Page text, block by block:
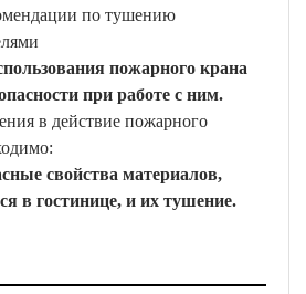
по тушению
пожарного крана
при работе с ним.
в действие пожарного
свойства материалов,
в гостинице, и их тушение.